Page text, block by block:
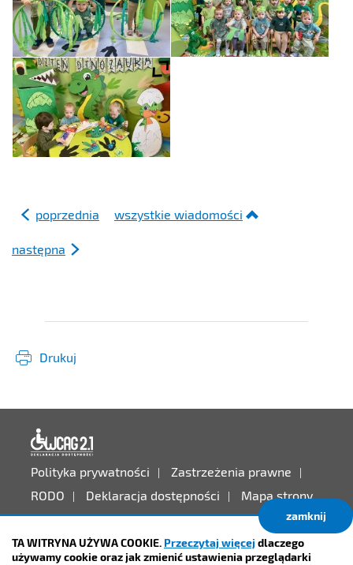
TA WITRYNA UŻYWA COOKIE. Przeczytaj więcej dlaczego
używamy cookie oraz jak zmienić ustawienia przeglądarki
zamknij
poprzednia wszystkie wiadomości
następna
Drukuj
Polityka prywatności
Zastrzeżenia prawne
RODO
Deklaracja dostępności Mapa strony
Projekt: IntraCOM.pl